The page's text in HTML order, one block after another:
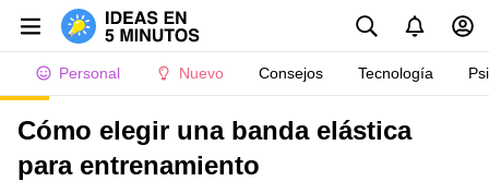
Personal Nuevo Consejos Tecnología
Cómo elegir una banda elástica
para entrenamiento